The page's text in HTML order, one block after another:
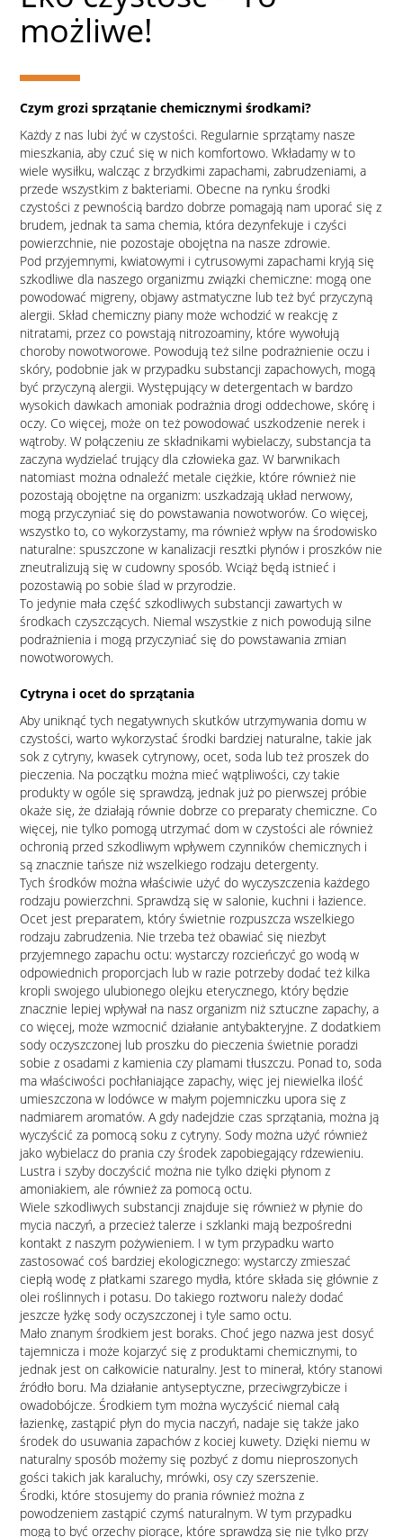
możliwe!
Czym grozi sprzątanie chemicznymi środkami?
Każdy z nas lubi żyć w czystości. Regularnie sprzątamy nasze
mieszkania, aby czuć się w nich komfortowo. Wkładamy w to
wiele wysiłku, walcząc z brzydkimi zapachami, zabrudzeniami, a
przede wszystkim z bakteriami. Obecne na rynku środki
czystości z pewnością bardzo dobrze pomagają nam uporać się z
brudem, jednak ta sama chemia, która dezynfekuje i czyści
powierzchnie, nie pozostaje obojętna na nasze zdrowie.
Pod przyjemnymi, kwiatowymi i cytrusowymi zapachami kryją się
szkodliwe dla naszego organizmu związki chemiczne: mogą one
powodować migreny, objawy astmatyczne lub też być przyczyną
alergii. Skład chemiczny piany może wchodzić w reakcję z
nitratami, przez co powstają nitrozoaminy, które wywołują
choroby nowotworowe. Powodują też silne podrażnienie oczu i
skóry, podobnie jak w przypadku substancji zapachowych, mogą
być przyczyną alergii. Występujący w detergentach w bardzo
wysokich dawkach amoniak podrażnia drogi oddechowe, skórę i
oczy. Co więcej, może on też powodować uszkodzenie nerek i
wątroby. W połączeniu ze składnikami wybielaczy, substancja ta
zaczyna wydzielać trujący dla człowieka gaz. W barwnikach
natomiast można odnaleźć metale ciężkie, które również nie
pozostają obojętne na organizm: uszkadzają układ nerwowy,
mogą przyczyniać się do powstawania nowotworów. Co więcej,
wszystko to, co wykorzystamy, ma również wpływ na środowisko
naturalne: spuszczone w kanalizacji resztki płynów i proszków nie
zneutralizują się w cudowny sposób. Wciąż będą istnieć i
pozostawią po sobie ślad w przyrodzie.
To jedynie mała część szkodliwych substancji zawartych w
środkach czyszczących. Niemal wszystkie z nich powodują silne
podrażnienia i mogą przyczyniać się do powstawania zmian
nowotworowych.
Cytryna i ocet do sprzątania
Aby uniknąć tych negatywnych skutków utrzymywania domu w
czystości, warto wykorzystać środki bardziej naturalne, takie jak
sok z cytryny, kwasek cytrynowy, ocet, soda lub też proszek do
pieczenia. Na początku można mieć wątpliwości, czy takie
produkty w ogóle się sprawdzą, jednak już po pierwszej próbie
okaże się, że działają równie dobrze co preparaty chemiczne. Co
więcej, nie tylko pomogą utrzymać dom w czystości ale również
ochronią przed szkodliwym wpływem czynników chemicznych i
są znacznie tańsze niż wszelkiego rodzaju detergenty.
Tych środków można właściwie użyć do wyczyszczenia każdego
rodzaju powierzchni. Sprawdzą się w salonie, kuchni i łazience.
Ocet jest preparatem, który świetnie rozpuszcza wszelkiego
rodzaju zabrudzenia. Nie trzeba też obawiać się niezbyt
przyjemnego zapachu octu: wystarczy rozcieńczyć go wodą w
odpowiednich proporcjach lub w razie potrzeby dodać też kilka
kropli swojego ulubionego olejku eterycznego, który będzie
znacznie lepiej wpływał na nasz organizm niż sztuczne zapachy, a
co więcej, może wzmocnić działanie antybakteryjne. Z dodatkiem
sody oczyszczonej lub proszku do pieczenia świetnie poradzi
sobie z osadami z kamienia czy plamami tłuszczu. Ponad to, soda
ma właściwości pochłaniające zapachy, więc jej niewielka ilość
umieszczona w lodówce w małym pojemniczku upora się z
nadmiarem aromatów. A gdy nadejdzie czas sprzątania, można ją
wyczyścić za pomocą soku z cytryny. Sody można użyć również
jako wybielacz do prania czy środek zapobiegający rdzewieniu.
Lustra i szyby doczyścić można nie tylko dzięki płynom z
amoniakiem, ale również za pomocą octu.
Wiele szkodliwych substancji znajduje się również w płynie do
mycia naczyń, a przecież talerze i szklanki mają bezpośredni
kontakt z naszym pożywieniem. I w tym przypadku warto
zastosować coś bardziej ekologicznego: wystarczy zmieszać
ciepłą wodę z płatkami szarego mydła, które składa się głównie z
olei roślinnych i potasu. Do takiego roztworu należy dodać
jeszcze łyżkę sody oczyszczonej i tyle samo octu.
Mało znanym środkiem jest boraks. Choć jego nazwa jest dosyć
tajemnicza i może kojarzyć się z produktami chemicznymi, to
jednak jest on całkowicie naturalny. Jest to minerał, który stanowi
źródło boru. Ma działanie antyseptyczne, przeciwgrzybicze i
owadobójcze. Środkiem tym można wyczyścić niemal całą
łazienkę, zastąpić płyn do mycia naczyń, nadaje się także jako
środek do usuwania zapachów z kociej kuwety. Dzięki niemu w
naturalny sposób możemy się pozbyć z domu nieproszonych
gości takich jak karaluchy, mrówki, osy czy szerszenie.
Środki, które stosujemy do prania również można z
powodzeniem zastąpić czymś naturalnym. W tym przypadku
mogą to być orzechy piorące, które sprawdzą się nie tylko przy